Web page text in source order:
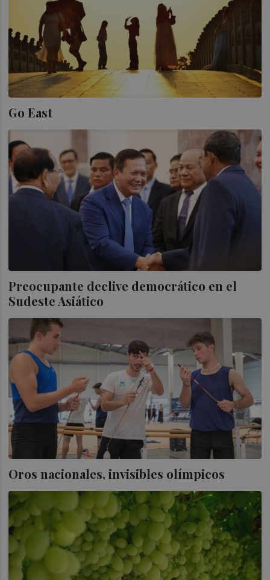
Go East
Preocupante declive democrático en el
Sudeste Asiático
Oros nacionales, invisibles olímpicos